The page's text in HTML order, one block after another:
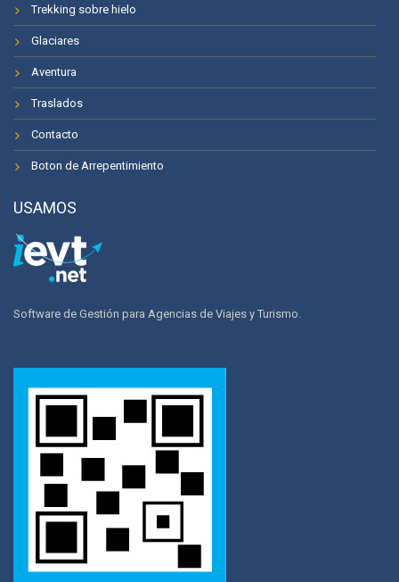
Trekking sobre hielo
Glaciares
Aventura
Traslados
Contacto
Boton de Arrepentimiento
USAMOS
Software de Gestión para Agencias de Viajes y Turismo.